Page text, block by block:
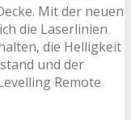
Mit der neuen
die Laserlinien
die Helligkeit
und der
Remote